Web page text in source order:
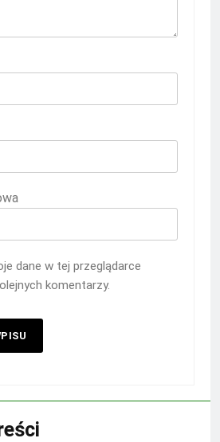
dane w tej przeglądarce
komentarzy.